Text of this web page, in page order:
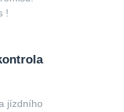
!
jízdního